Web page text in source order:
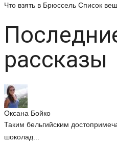
Что взять в Брюссель Список
рассказы
Оксана Бойко
Таким бельгийским
шоколад...